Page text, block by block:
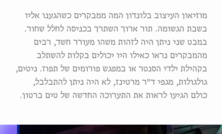
מוזיאון העיצוב בלונדון המה ממבקרים כשהגענו אליו
בשבת הגשומה. תור ארוך השתרך בכניסה לחלל שחור.
במבט שני ניתן היה לזהות משהו מעורר חשד, רבים
מהמבקרים נראו כאילו היו יכולים בקלות להשתלב
בקהילת ילדי הסנטר או במפגש פורומים של תפוז. ניטים,
גולגולות, מגפי ד"ר מרטינז, לא היה ניתן להתבלבל,
כולם הגיעו לראות את התערוכה החדשה של טים ברטון.